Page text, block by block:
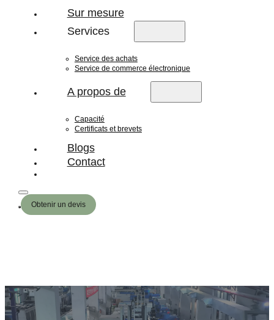
Sur mesure
Services
Service des achats
Service de commerce électronique
A propos de
Capacité
Certificats et brevets
Blogs
Contact
Obtenir un devis